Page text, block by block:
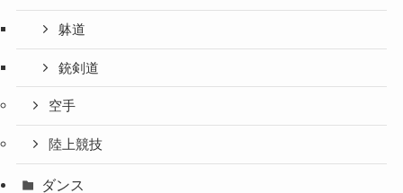
躰道
銃剣道
空手
陸上競技
ダンス